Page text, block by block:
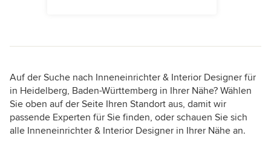
Auf der Suche nach Inneneinrichter & Interior Designer für
in Heidelberg, Baden-Württemberg in Ihrer Nähe? Wählen
Sie oben auf der Seite Ihren Standort aus, damit wir
passende Experten für Sie finden, oder schauen Sie sich
alle Inneneinrichter & Interior Designer in Ihrer Nähe an.